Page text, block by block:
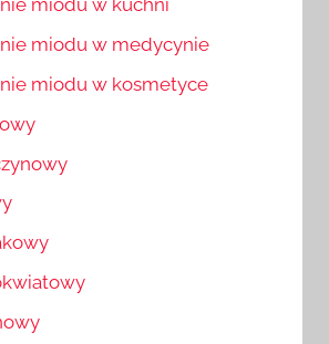
miodu w kuchni
miodu w medycynie
miodu w kosmetyce